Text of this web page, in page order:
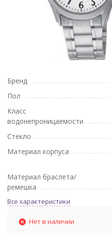
Бренд
Пол
Класс
водонепроницаемости
Стекло
Материал корпуса
Материал браслета/
ремешка
Все характеристики
Нет в наличии